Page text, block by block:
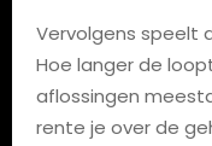
Vervolgens speelt
Hoe langer de
aflossingen
rente je over de